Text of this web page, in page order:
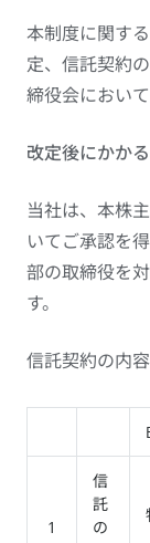
本制度に関す
定、信託契約
締役会において
改定後にかか
当社は、本株
いてご承認を
部の取締役を
す。
信託契約の内容
1
信
託
の